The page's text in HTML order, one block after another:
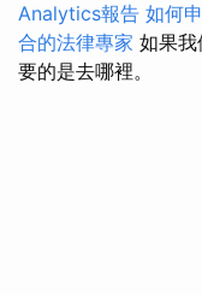
Analytics報告 如何
合的法律專家 如果
要的是去哪裡。